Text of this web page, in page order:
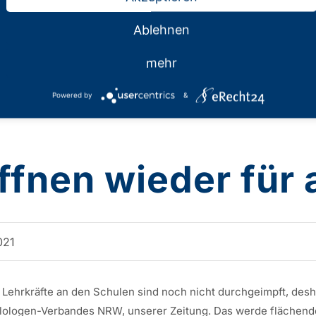
wieder für
an den Schulen sind noch nicht durchgeimpft,
Verbandes NRW, unserer Zeitung. Das werde
Ablehnen
mehr
Powered by &